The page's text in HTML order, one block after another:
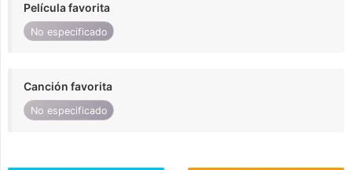
Película favorita
No especificado
Canción favorita
No especificado